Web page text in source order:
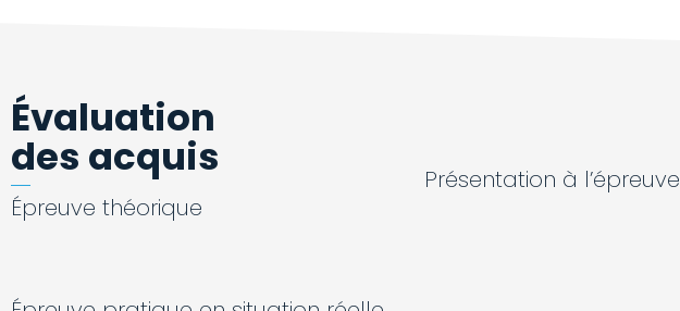
Évaluation
des acquis
Épreuve théorique
Présentation à l’épreuve